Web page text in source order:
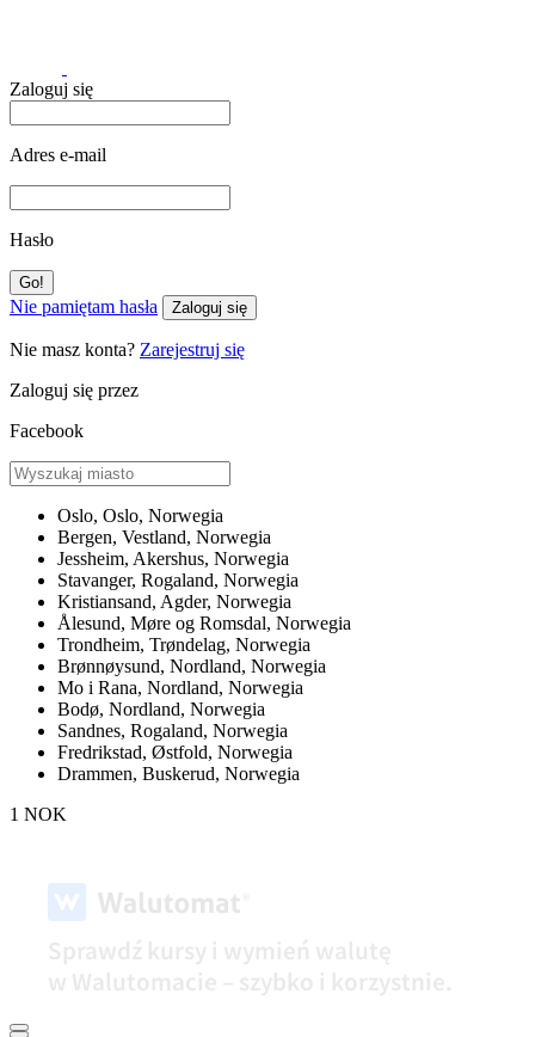
Zaloguj się
Adres e-mail
Hasło
Nie pamiętam hasła Zaloguj się
Nie masz konta? Zarejestruj się
Zaloguj się przez
Facebook
Oslo, Oslo, Norwegia
Bergen, Vestland, Norwegia
Jessheim, Akershus, Norwegia
Stavanger, Rogaland, Norwegia
Kristiansand, Agder, Norwegia
Ålesund, Møre og Romsdal, Norwegia
Trondheim, Trøndelag, Norwegia
Brønnøysund, Nordland, Norwegia
Mo i Rana, Nordland, Norwegia
Bodø, Nordland, Norwegia
Sandnes, Rogaland, Norwegia
Fredrikstad, Østfold, Norwegia
Drammen, Buskerud, Norwegia
1 NOK